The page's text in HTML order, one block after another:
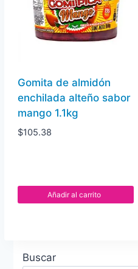
Gomita de almidón
enchilada alteño sabor
mango 1.1kg
$105.38
Añadir al carrito
Buscar